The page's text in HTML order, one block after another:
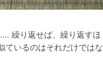
繰り返せば、繰り返すほ
ているのはそれだけではな